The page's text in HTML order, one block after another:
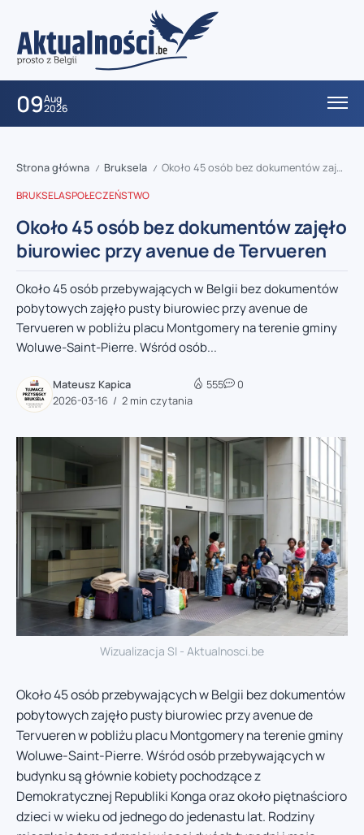
09Aug
2026
Strona główna / Bruksela / Około 45 osób bez dokumentów zajęło biurowiec przy avenue de Tervueren
BRUKSELASPOŁECZEŃSTWO
Około 45 osób bez dokumentów zajęło
biurowiec przy avenue de Tervueren
Około 45 osób przebywających w Belgii bez dokumentów
pobytowych zajęło pusty biurowiec przy avenue de
Tervueren w pobliżu placu Montgomery na terenie gminy
Woluwe-Saint-Pierre. Wśród osób...
Mateusz Kapica
2026-03-16
2 min czytania
555 0
Wizualizacja SI - Aktualnosci.be
Około 45 osób przebywających w Belgii bez dokumentów
pobytowych zajęło pusty biurowiec przy avenue de
Tervueren w pobliżu placu Montgomery na terenie gminy
Woluwe-Saint-Pierre. Wśród osób przebywających w
budynku są głównie kobiety pochodzące z
Demokratycznej Republiki Konga oraz około piętnaścioro
dzieci w wieku od jednego do jedenastu lat. Rodziny